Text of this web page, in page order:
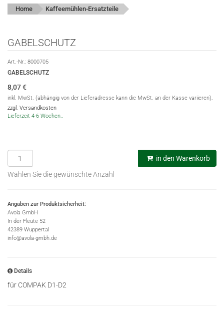
Home Kaffeemühlen-Ersatzteile
GABELSCHUTZ
Art.-Nr.: 8000705
GABELSCHUTZ
8,07€
inkl. MwSt. (abhängig von der Lieferadresse kann die MwSt. an der Kasse variieren),
zzgl. Versandkosten
Lieferzeit 4-6 Wochen..
in den Warenkorb
Wählen Sie die gewünschte Anzahl
Angaben zur Produktsicherheit:
Avola GmbH
In der Fleute 52
42389 Wuppertal
info@avola-gmbh.de
Details
für COMPAK D1-D2